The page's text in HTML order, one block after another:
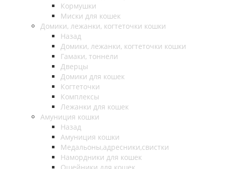
Кормушки
Миски для кошек
Домики, лежанки, когтеточки кошки
Назад
Домики, лежанки, когтеточки кошки
Гамаки, тоннели
Дверцы
Домики для кошек
Когтеточки
Комплексы
Лежанки для кошек
Амуниция кошки
Назад
Амуниция кошки
Медальоны,адресники,свистки
Намордники для кошек